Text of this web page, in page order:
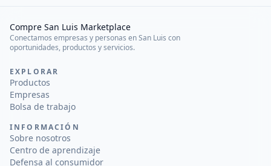
Compre San Luis Marketplace
Conectamos empresas y personas en San Luis con
oportunidades, productos y servicios.
EXPLORAR
Productos
Empresas
Bolsa de trabajo
INFORMACIÓN
Sobre nosotros
Centro de aprendizaje
Defensa al consumidor